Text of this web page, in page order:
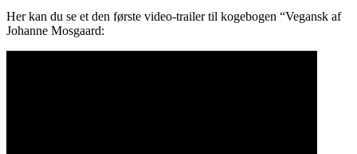
Her kan du se et den første video-trailer til kogebogen “Vegansk af
Johanne Mosgaard: